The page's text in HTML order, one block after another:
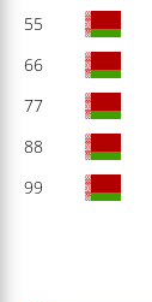
55
66
77
88
99